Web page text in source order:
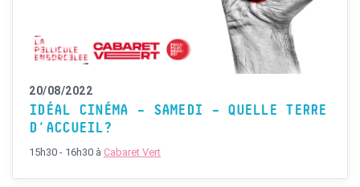
20/08/2022
IDÉAL CINÉMA – SAMEDI – QUELLE TERRE
D’ACCUEIL?
15h30 - 16h30 à Cabaret Vert